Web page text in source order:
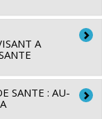
en santé du
en santé du
A
,
SANTE : AU-